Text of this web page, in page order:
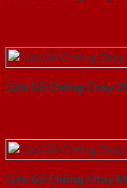
Cửa Gỗ Chống Cháy
Cửa Gỗ Chống Cháy